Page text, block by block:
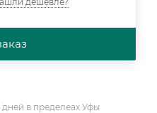
в пределеах Уфы